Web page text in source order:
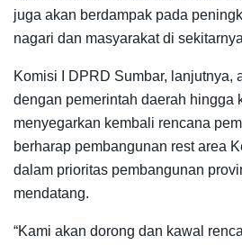
juga akan berdampak pada
nagari dan masyarakat di
Komisi I DPRD Sumbar, lanjutnya,
dengan pemerintah daerah hingga
menyegarkan kembali rencana
berharap pembangunan rest area
dalam prioritas pembangunan
mendatang.
“Kami akan dorong dan kawal